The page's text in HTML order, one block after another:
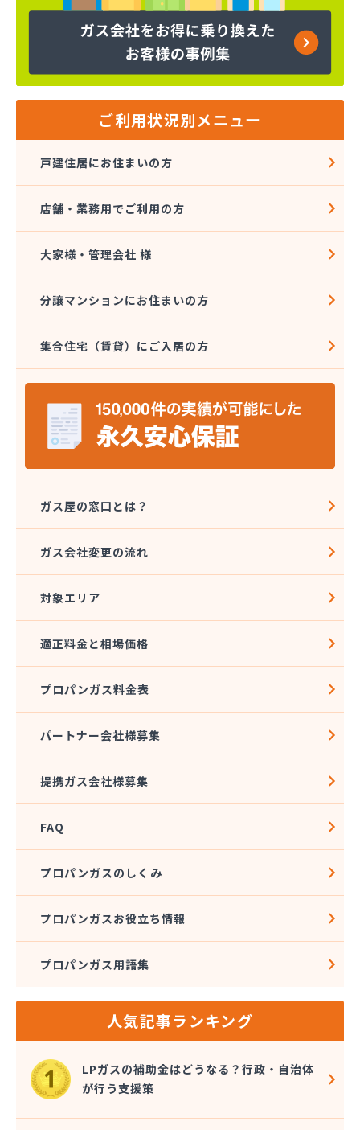
ヤマサ共和ライフ株式会社 一色営業所
ヤマサ共和ライフ株式会社 江南営業所
ヤマサ共和ライフ株式会社 三河営業所
ヤマサ共和ライフ株式会社 豊川営業所
ヤマサ高圧株式会社
ヤマサ總業株式会社 愛知西支店
ヤマトク
リーグ馬場株式会社
愛知高圧株式会社容器検査工場
愛北液化ガス協組江南営業所
旭プロパン
安城ガス株式会社
伊藤プロパン
伊藤忠エネクスホームライフ中部株式会社 碧南営
業所
伊藤忠エネクスホームライフ中部株式会社 名古屋
稲垣商事
稲垣商店
栄燃料合資会社
奥田米穀店
加藤燃料店
加藤豊昭
河村燃料店
角広ガス
割又商店
株式会社アドニス
株式会社あみや商事 本社
株式会社エイチティーピー
株式会社エイチティーピー
株式会社エス・アイ東海
株式会社オーテック
株式会社オーテック 西三河営業所
株式会社ガスキット
株式会社ガステム
株式会社ガスパル 岡崎販売所
株式会社カネコ
株式会社カネ庄
株式会社クラシアン岡崎支社
株式会社コクネ
株式会社コザカヤ 春日井営業所
ご利用状況別メニュー
戸建住居にお住まいの方
店舗・業務用でご利用の方
大家様・管理会社 様
分譲マンションにお住まいの方
集合住宅（賃貸）にご入居の方
ガス屋の窓口とは？
ガス会社変更の流れ
対象エリア
適正料金と相場価格
プロパンガス料金表
パートナー会社様募集
提携ガス会社様募集
FAQ
プロパンガスのしくみ
プロパンガスお役立ち情報
プロパンガス用語集
人気記事ランキング
LPガスの補助金はどうなる？行政・自治体
が行う支援策